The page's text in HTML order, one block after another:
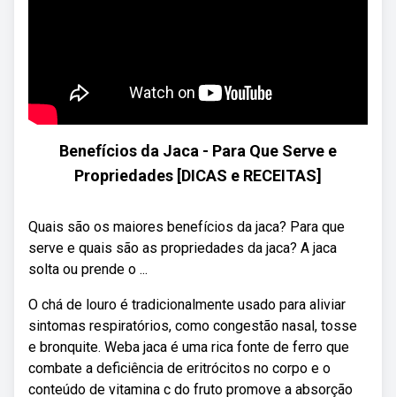
Benefícios da Jaca - Para Que Serve e
Propriedades [DICAS e RECEITAS]
Quais são os maiores benefícios da jaca? Para que
serve e quais são as propriedades da jaca? A jaca
solta ou prende o ...
O chá de louro é tradicionalmente usado para aliviar
sintomas respiratórios, como congestão nasal, tosse
e bronquite. Weba jaca é uma rica fonte de ferro que
combate a deficiência de eritrócitos no corpo e o
conteúdo de vitamina c do fruto promove a absorção